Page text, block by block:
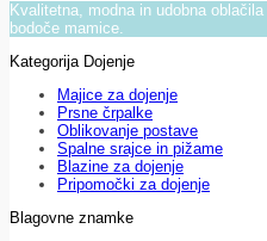
Kvalitetna, modna in udobna
bodoče mamice.
Kategorija Dojenje
Majice za dojenje
Prsne črpalke
Oblikovanje postave
Spalne srajce in pižame
Blazine za dojenje
Pripomočki za dojenje
Blagovne znamke